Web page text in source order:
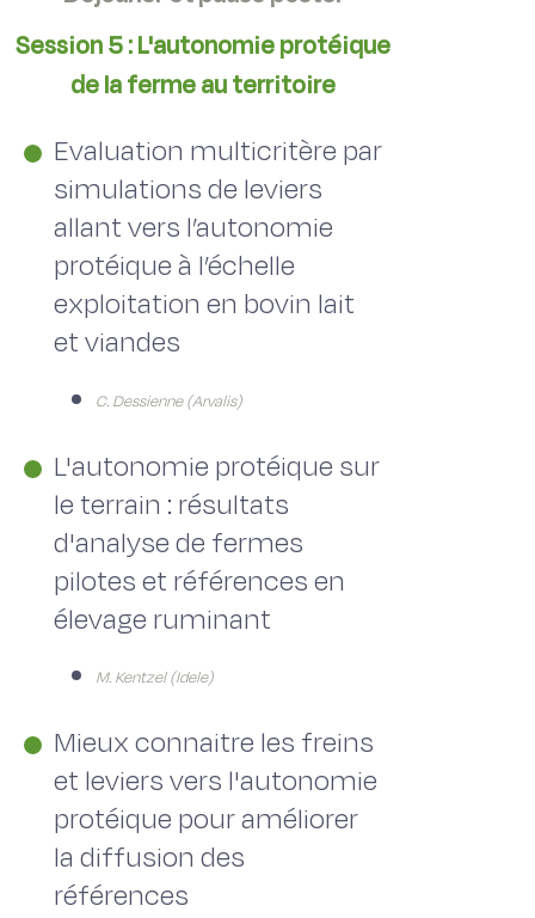
Session 5 : L'autonomie protéique
de la ferme au territoire
Evaluation multicritère par
simulations de leviers
allant vers l’autonomie
protéique à l’échelle
exploitation en bovin lait
et viandes
C. Dessienne (Arvalis)
L'autonomie protéique sur
le terrain : résultats
d'analyse de fermes
pilotes et références en
élevage ruminant
M. Kentzel (Idele)
Mieux connaitre les freins
et leviers vers l'autonomie
protéique pour améliorer
la diffusion des
références